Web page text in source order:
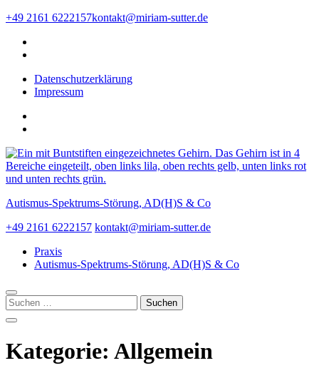
+49 2161 6222157kontakt@miriam-sutter.de
Datenschutzerklärung
Impressum
Autismus-Spektrums-Störung, AD(H)S & Co
+49 2161 6222157 kontakt@miriam-sutter.de
Praxis
Autismus-Spektrums-Störung, AD(H)S & Co
Suchen
nach:
Kategorie: Allgemein